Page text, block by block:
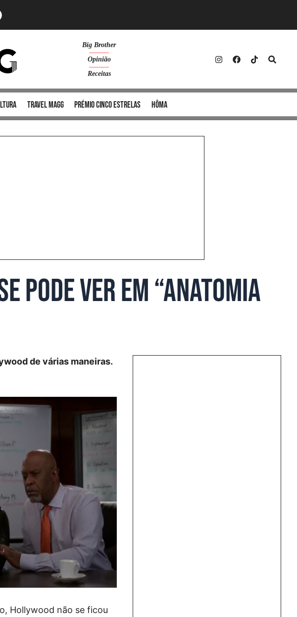
Big Brother
Opinião
Receitas
Travel MAGG Prémio Cinco Estrelas Hôma
pode ver em “Anatomia
de várias maneiras.
Hollywood não se ficou